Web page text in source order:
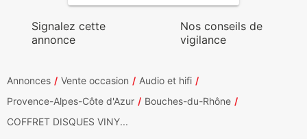
Signalez cette
annonce
Nos conseils de
vigilance
Annonces Vente occasion
Audio et hifi
Provence-Alpes-Côte d'Azur
Bouches-du-Rhône
COFFRET DISQUES VINY...